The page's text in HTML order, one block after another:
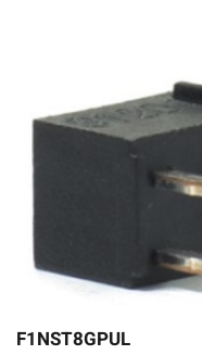
F1NST8GPUL